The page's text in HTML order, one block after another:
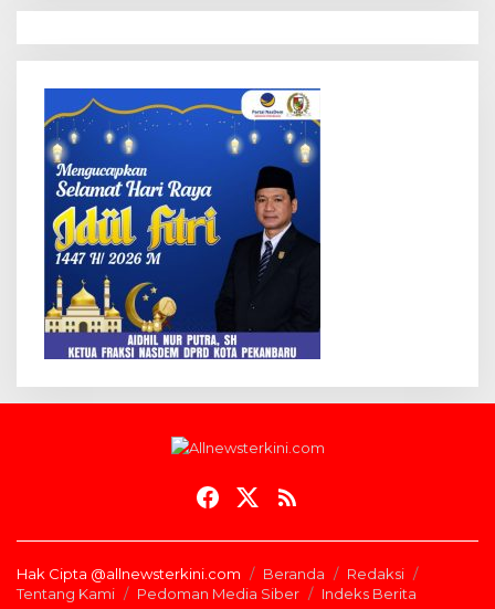
Hak Cipta @allnewsterkini.com Beranda
Redaksi
Tentang Kami
Pedoman Media Siber Indeks Berita